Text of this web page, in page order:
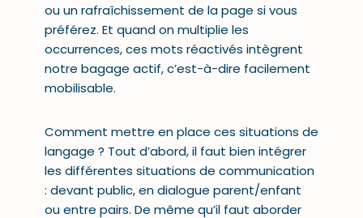
ou un rafraîchissement de la page si vous
préférez. Et quand on multiplie les
occurrences, ces mots réactivés intègrent
notre bagage actif, c’est-à-dire facilement
mobilisable.
Comment mettre en place ces situations de
langage ? Tout d’abord, il faut bien intégrer
les différentes situations de communication
: devant public, en dialogue parent/enfant
ou entre pairs. De même qu’il faut aborder